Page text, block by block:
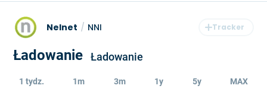
Nelnet / NNI
Ładowanie Ładowanie
1 tydz. 1m 3m 1y 5y MAX